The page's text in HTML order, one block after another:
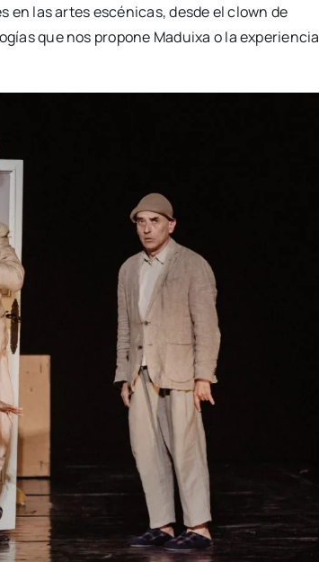
en las artes escé­ni­cas, des­de el clown de
que nos pro­po­ne Madui­xa o la expe­rien­cia